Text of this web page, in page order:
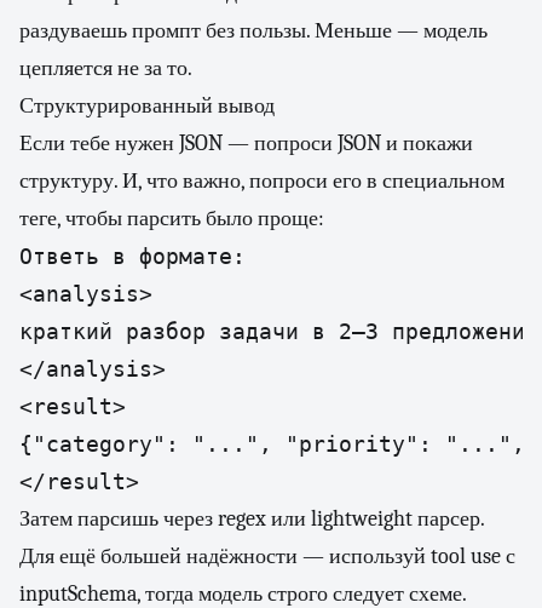
раздуваешь промпт без пользы. Меньше — модель
цепляется не за то.
Структурированный вывод
Если тебе нужен JSON — попроси JSON и покажи
структуру. И, что важно, попроси его в специальном
теге, чтобы парсить было проще:
Ответь в формате:
<analysis>
краткий разбор задачи в 2–3
</analysis>
<result>
{"category": "...", "priority": "...",
</result>
Затем парсишь через regex или lightweight парсер.
Для ещё большей надёжности — используй tool use с
inputSchema, тогда модель строго следует схеме.